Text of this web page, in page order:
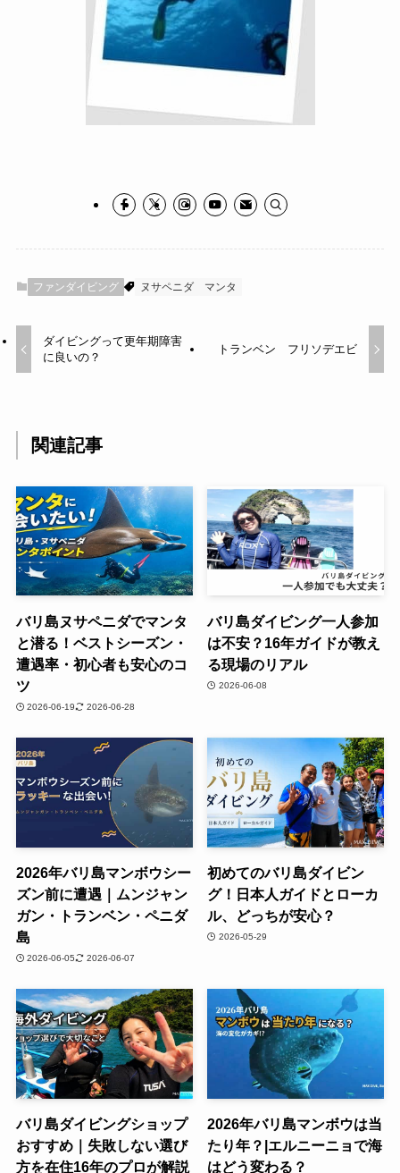
ファンダイビング ヌサペニダ マンタ
ダイビングって更年期障害
に良いの？
トランベン フリソデエビ
関連記事
バリ島ヌサペニダでマンタ
と潜る！ベストシーズン・
遭遇率・初心者も安心のコ
ツ
2026-06-19 2026-06-28
バリ島ダイビング一人参加
は不安？16年ガイドが教え
る現場のリアル
2026-06-08
2026年バリ島マンボウシー
ズン前に遭遇｜ムンジャン
ガン・トランベン・ペニダ
島
2026-06-05 2026-06-07
初めてのバリ島ダイビン
グ！日本人ガイドとローカ
ル、どっちが安心？
2026-05-29
バリ島ダイビングショップ
おすすめ｜失敗しない選び
方を在住16年のプロが解説
2026年バリ島マンボウは当
たり年？|エルニーニョで海
はどう変わる？